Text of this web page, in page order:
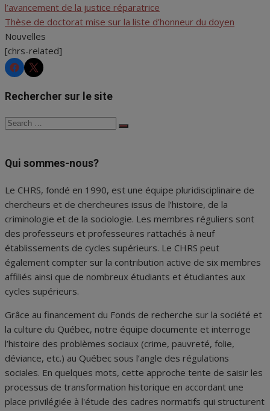
l’avancement de la justice réparatrice
Thèse de doctorat mise sur la liste d’honneur du doyen
Nouvelles
[chrs-related]
CHRSCHRS
Rechercher sur le site
Search
Search
Qui sommes-nous?
Le CHRS, fondé en 1990, est une équipe pluridisciplinaire de
chercheurs et de chercheures issus de l’histoire, de la
criminologie et de la sociologie. Les membres réguliers sont
des professeurs et professeures rattachés à neuf
établissements de cycles supérieurs. Le CHRS peut
également compter sur la contribution active de six membres
affiliés ainsi que de nombreux étudiants et étudiantes aux
cycles supérieurs.
Grâce au financement du Fonds de recherche sur la société et
la culture du Québec, notre équipe documente et interroge
l’histoire des problèmes sociaux (crime, pauvreté, folie,
déviance, etc.) au Québec sous l’angle des régulations
sociales. En quelques mots, cette approche tente de saisir les
processus de transformation historique en accordant une
place privilégiée à l'étude des cadres normatifs qui structurent